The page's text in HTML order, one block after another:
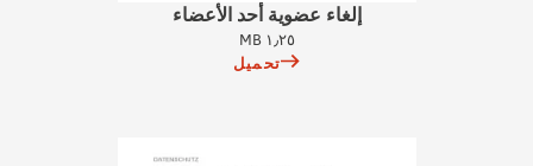
إلغاء عضوية أحد الأعضاء
١٫٢٥ MB
تحميل